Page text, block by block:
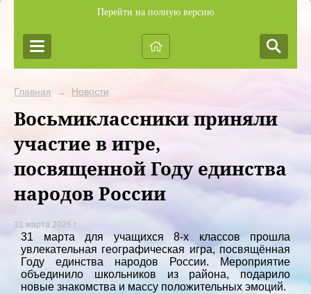
Перейти на полную версию
Главная → Новости
Восьмиклассники приняли
участие в игре,
посвященной Году единства
народов России
31 марта 2026 г.
31 марта для учащихся 8-х классов прошла
увлекательная географическая игра, посвящённая
Году единства народов России. Мероприятие
объединило школьников из района, подарило
новые знакомства и массу положительных эмоций.